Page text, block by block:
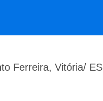
Ferreira, Vitória/ ES